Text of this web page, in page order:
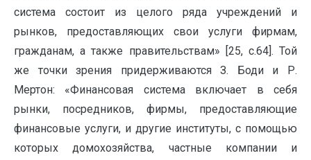
система со­стоит из целого ряда учреждений и
рынков, предоставляющих свои услуги фирмам,
гражданам, а также правительствам» [25, с.64]. Той
же точки зрения придерживаются З. Боди и Р.
Мертон: «Финансовая система включает в себя
рынки, посредников, фирмы, предоставляю­щие
финансовые услуги, и другие институты, с помощью
которых домохозяйства, ча­стные компании и